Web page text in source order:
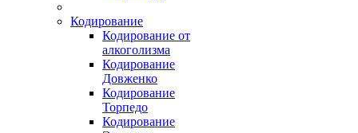
Кодирование
Кодирование от
алкоголизма
Кодирование
Довженко
Кодирование
Торпедо
Кодирование